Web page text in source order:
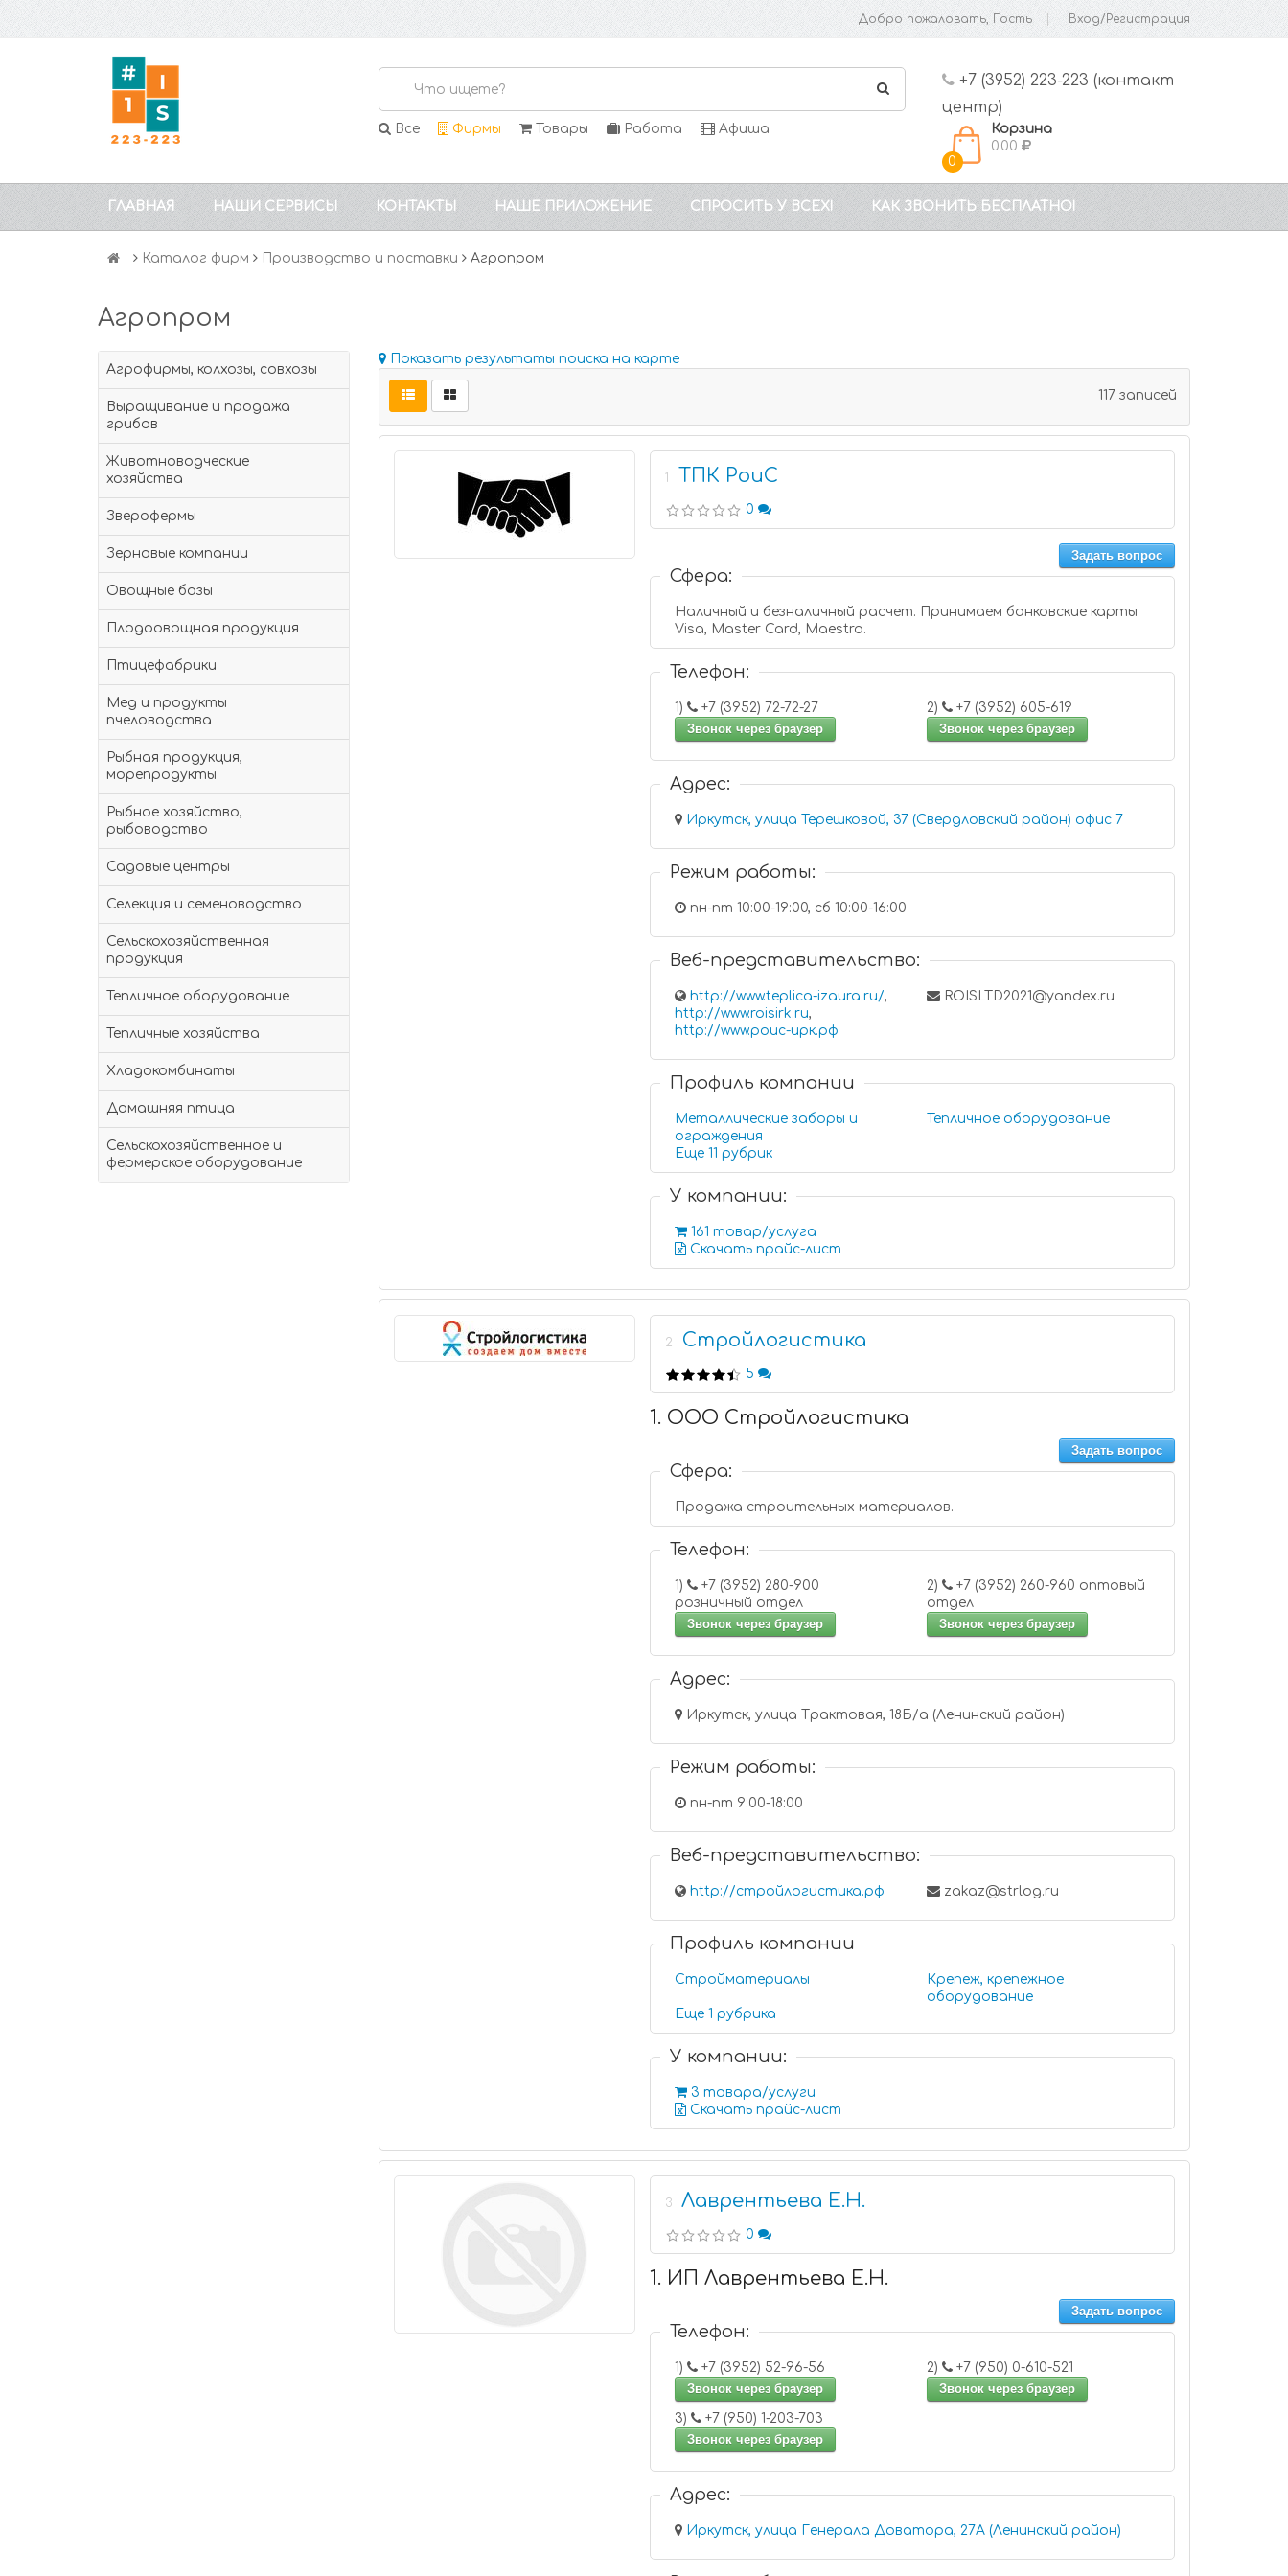
Добро пожаловать, Гость Вход/Регистрация
Все Фирмы Товары Работа Афиша
+7 (3952) 223-223 (контакт
центр)
0
Корзина
0.00
ГЛАВНАЯ НАШИ СЕРВИСЫ КОНТАКТЫ НАШЕ ПРИЛОЖЕНИЕ СПРОСИТЬ У ВСЕХ! КАК ЗВОНИТЬ БЕСПЛАТНО!
Каталог фирм Производство и поставки Агропром
Агропром
Агрофирмы, колхозы, совхозы
Выращивание и продажа
грибов
Животноводческие
хозяйства
Зверофермы
Зерновые компании
Овощные базы
Плодоовощная продукция
Птицефабрики
Мед и продукты
пчеловодства
Рыбная продукция,
морепродукты
Рыбное хозяйство,
рыбоводство
Садовые центры
Селекция и семеноводство
Сельскохозяйственная
продукция
Тепличное оборудование
Тепличные хозяйства
Хладокомбинаты
Домашняя птица
Сельскохозяйственное и
фермерское оборудование
Показать результаты поиска на карте
117 записей
1 ТПК РоиС
0
Задать вопрос
Сфера:
Наличный и безналичный расчет. Принимаем банковские карты
Visa, Master Card, Maestro.
Телефон:
1)
+7 (3952) 72-72-27
Звонок через браузер
2)
+7 (3952) 605-619
Звонок через браузер
Адрес:
Иркутск, улица Терешковой, 37 (Свердловский район) офис 7
Режим работы:
пн-пт 10:00-19:00, сб 10:00-16:00
Веб-представительство:
http://www.teplica-izaura.ru/,
http://www.roisirk.ru,
http://www.роис-ирк.рф
ROISLTD2021@yandex.ru
Профиль компании
Металлические заборы и
ограждения
Тепличное оборудование
Еще 11 рубрик
У компании:
161 товар/услуга
Скачать прайс-лист
2 Стройлогистика
5
1. ООО Стройлогистика
Задать вопрос
Сфера:
Продажа строительных материалов.
Телефон:
1)
+7 (3952) 280-900
розничный отдел
Звонок через браузер
2)
+7 (3952) 260-960 оптовый
отдел
Звонок через браузер
Адрес:
Иркутск, улица Трактовая, 18Б/а (Ленинский район)
Режим работы:
пн-пт 9:00-18:00
Веб-представительство:
http://стройлогистика.рф zakaz@strlog.ru
Профиль компании
Стройматериалы
Крепеж, крепежное
оборудование
Еще 1 рубрика
У компании:
3 товара/услуги
Скачать прайс-лист
3 Лаврентьева Е.Н.
0
1. ИП Лаврентьева Е.Н.
Задать вопрос
Телефон:
1)
+7 (3952) 52-96-56
Звонок через браузер
2)
+7 (950) 0-610-521
Звонок через браузер
3)
+7 (950) 1-203-703
Звонок через браузер
Адрес:
Иркутск, улица Генерала Доватора, 27А (Ленинский район)